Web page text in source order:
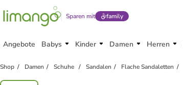
Sparen mit family
Angebote Babys Kinder Damen Herren
Shop Damen Schuhe Sandalen Flache Sandaletten